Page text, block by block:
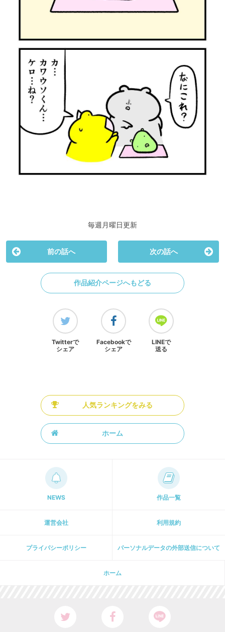
毎週月曜日更新
前の話へ 次の話へ
作品紹介ページへもどる
Twitterで
シェア
Facebookで
シェア
LINEで
送る
人気ランキングをみる
ホーム
NEWS 作品一覧
運営会社 利用規約
プライパシーポリシー パーソナルデータの外部送信について
ホーム